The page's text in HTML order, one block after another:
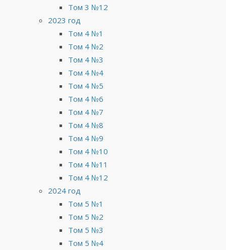
Том 3 №12
2023 год
Том 4 №1
Том 4 №2
Том 4 №3
Том 4 №4
Том 4 №5
Том 4 №6
Том 4 №7
Том 4 №8
Том 4 №9
Том 4 №10
Том 4 №11
Том 4 №12
2024 год
Том 5 №1
Том 5 №2
Том 5 №3
Том 5 №4